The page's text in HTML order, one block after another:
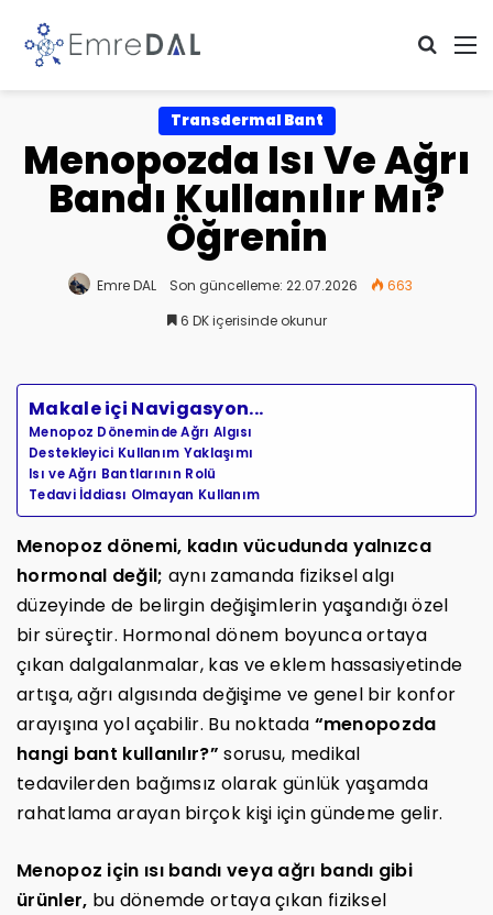
Transdermal Bant
Menopozda Isı Ve Ağrı
Bandı Kullanılır Mı?
Öğrenin
Emre DAL Son güncelleme: 22.07.2026
663
6 DK içerisinde okunur
Makale içi Navigasyon...
Menopoz Döneminde Ağrı Algısı
Destekleyici Kullanım Yaklaşımı
Isı ve Ağrı Bantlarının Rolü
Tedavi İddiası Olmayan Kullanım
Menopoz dönemi, kadın vücudunda yalnızca
hormonal değil; aynı zamanda fiziksel algı
düzeyinde de belirgin değişimlerin yaşandığı özel
bir süreçtir. Hormonal dönem boyunca ortaya
çıkan dalgalanmalar, kas ve eklem hassasiyetinde
artışa, ağrı algısında değişime ve genel bir konfor
arayışına yol açabilir. Bu noktada “menopozda
hangi bant kullanılır?” sorusu, medikal
tedavilerden bağımsız olarak günlük yaşamda
rahatlama arayan birçok kişi için gündeme gelir.
Menopoz için ısı bandı veya ağrı bandı gibi
ürünler, bu dönemde ortaya çıkan fiziksel